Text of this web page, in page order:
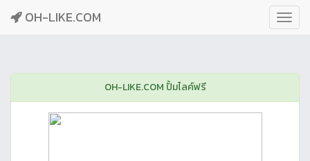
OH-LIKE.COM
OH-LIKE.COM ปั้มไลค์ฟรี